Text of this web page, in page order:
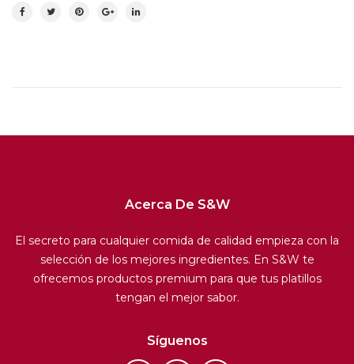
Acerca De S&W
El secreto para cualquier comida de calidad empieza con la
selección de los mejores ingredientes. En S&W te
ofrecemos productos premium para que tus platillos
tengan el mejor sabor.
Síguenos